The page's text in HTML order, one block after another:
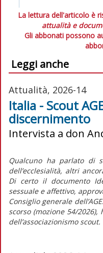
La lettura dell'articolo è
attualità e
Gli abbonati possono
Leggi anche
Attualità, 2026-14
Italia - Scout
discernimento
Intervista a don
Qualcuno ha parlato di
dell’ecclesialità, altri
Di certo il documento
sessuale e affettivo,
Consiglio generale
scorso (mozione 54/
dell’associazionismo scout.